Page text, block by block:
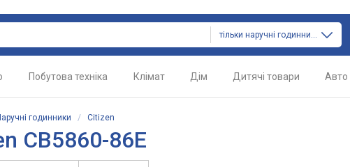
тільки наручні годинники
Побутова техніка Клімат Дім Дитячі товари Авто
годинники / Citizen
CB5860-86E